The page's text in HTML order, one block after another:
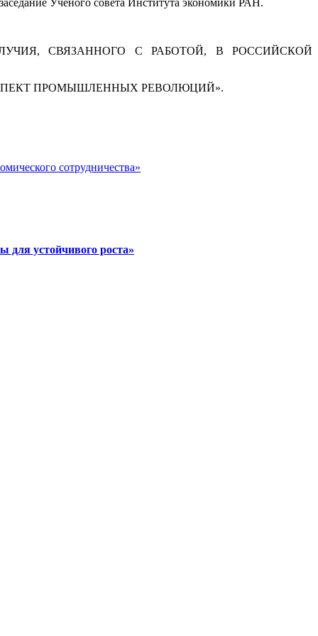
Ученого совета Института экономики РАН.
СВЯЗАННОГО С РАБОТОЙ, В РОССИЙСКОЙ
АСПЕКТ ПРОМЫШЛЕННЫХ РЕВОЛЮЦИЙ».
сотрудничества»
устойчивого роста»